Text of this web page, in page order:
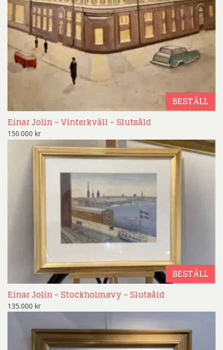
BESTÄLL
Einar Jolin – Vinterkväll – Slutsåld
150.000 kr
BESTÄLL
Einar Jolin – Stockholmsvy – Slutsåld
135.000 kr